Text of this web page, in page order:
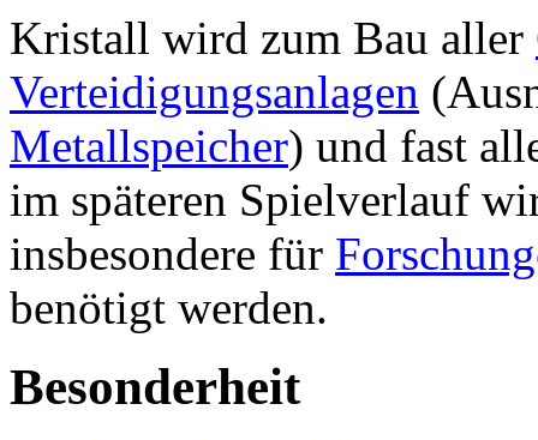
Kristall wird zum Bau aller
Verteidigungsanlagen
Metallspeicher) und fast
im späteren Spielverlauf
insbesondere für
benötigt werden.
Besonderheit